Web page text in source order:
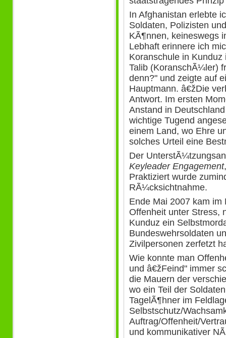
In Afghanistan erlebte
Soldaten, Polizisten
KÃ¶nnen, keineswegs
Lebhaft erinnere ich
Koranschule in
Talib (KoranschÃ¼ler)
denn?" und zeigte auf
Hauptmann. â€žDie
Antwort. Im ersten
Anstand in
wichtige Tugend
einem Land, wo Ehre
solches Urteil eine
Der
Keyleader Engagement
Praktiziert wurde
RÃ¼cksichtnahme.
Ende Mai 2007 kam
Offenheit unter Stress,
Kunduz ein
Bundeswehrsoldaten
Zivilpersonen zerfetzt
Wie konnte man
und â€žFeind" immer
die Mauern der
wo ein Teil der
TagelÃ¶hner im
Selbstschutz/
Auftrag/Offenheit/
und kommunikativer